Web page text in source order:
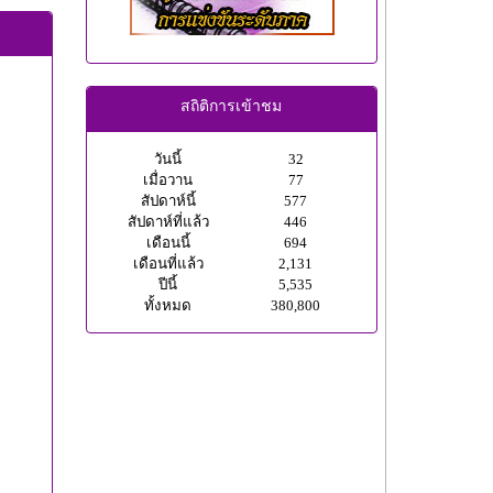
สถิติการเข้าชม
วันนี้
32
เมื่อวาน
77
สัปดาห์นี้
577
สัปดาห์ที่แล้ว
446
เดือนนี้
694
เดือนที่แล้ว
2,131
ปีนี้
5,535
ทั้งหมด
380,800